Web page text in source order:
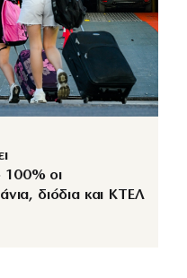
οι
διόδια και ΚΤΕΛ